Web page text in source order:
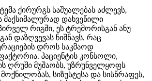
ქირურგს საშუალებას აძლევს,
დახვეწილი
რიგში, ეს ტრემორისგან ანუ
დაზღვევას ნიშნავს, რაც
დროს საკმაოდ
პაციენტის კონსოლი,
ღრუში მუშაობს, უზრუნველყოფს
სიზუსტესა და სისწრაფეს,